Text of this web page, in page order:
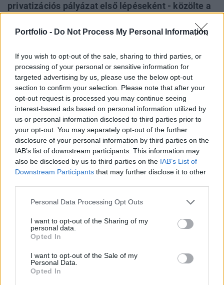
Portfolio - Do Not Process My Personal Information
If you wish to opt-out of the sale, sharing to third parties, or
processing of your personal or sensitive information for
targeted advertising by us, please use the below opt-out
section to confirm your selection. Please note that after your
opt-out request is processed you may continue seeing
interest-based ads based on personal information utilized by
us or personal information disclosed to third parties prior to
your opt-out. You may separately opt-out of the further
disclosure of your personal information by third parties on the
IAB’s list of downstream participants. This information may
also be disclosed by us to third parties on the IAB’s List of
Downstream Participants that may further disclose it to other
Personal Data Processing Opt Outs
I want to opt-out of the Sharing of my
personal data.
Opted In
I want to opt-out of the Sale of my
Personal Data.
Opted In
privatizációs pályázat első lépéseként - közölte a
menedzsmentje már többször jelezte, a MOL
megvizsgál. Következő lépcsőben júniusban egy
konkrét árat nem tartalmazó ajánlat kerülhet
benyújtásra, majd az átvilágítást követően
szeptemberben szükséges leadni a végső
ajánlatot a Napi szerint.
Mint emlékezetes a MOL már 1999-ben jelentős
érdeklődést mutatott a horvát INA iránt, azonban a
privatizációs koncepció változása miatt az ügylet
meghiúsult. Az akkori politikai és gazdasági (feldolgozott
akvizíciót. Az INA azonban az elmúlt két évben jelentős...
KEDVES OLVASÓNK!
A keresett cikk a portfolio.hu hírarchívumához
tartozik, melynek olvasása előfizetéses